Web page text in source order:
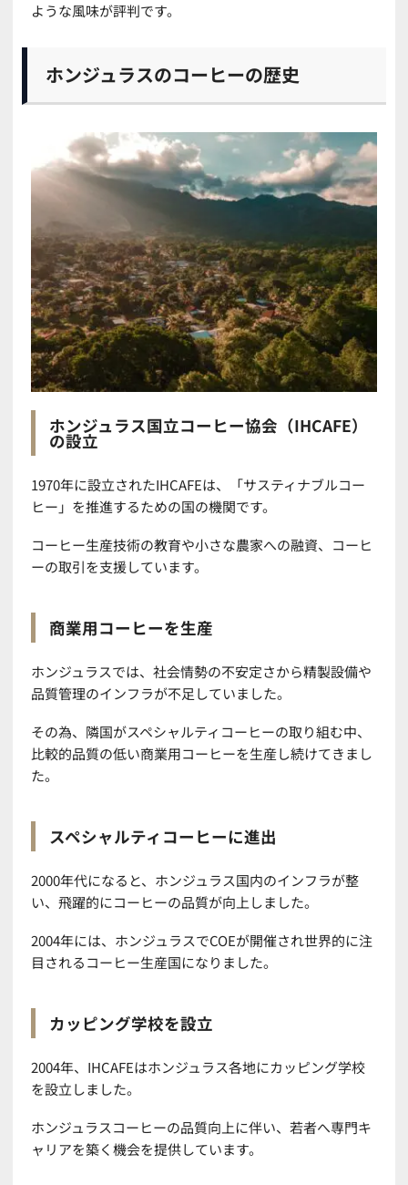
ような風味が評判です。
ホンジュラスのコーヒーの歴史
ホンジュラス国立コーヒー協会（IHCAFE）
の設立
1970年に設立されたIHCAFEは、「サスティナブルコー
ヒー」を推進するための国の機関です。
コーヒー生産技術の教育や小さな農家への融資、コーヒ
ーの取引を支援しています。
商業用コーヒーを生産
ホンジュラスでは、社会情勢の不安定さから精製設備や
品質管理のインフラが不足していました。
その為、隣国がスペシャルティコーヒーの取り組む中、
比較的品質の低い商業用コーヒーを生産し続けてきまし
た。
スペシャルティコーヒーに進出
2000年代になると、ホンジュラス国内のインフラが整
い、飛躍的にコーヒーの品質が向上しました。
2004年には、ホンジュラスでCOEが開催され世界的に注
目されるコーヒー生産国になりました。
カッピング学校を設立
2004年、IHCAFEはホンジュラス各地にカッピング学校
を設立しました。
ホンジュラスコーヒーの品質向上に伴い、若者へ専門キ
ャリアを築く機会を提供しています。